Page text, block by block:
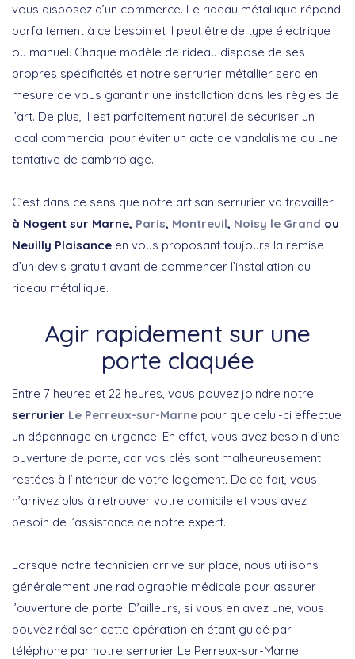
vous disposez d’un commerce. Le rideau métallique répond
parfaitement à ce besoin et il peut être de type électrique
ou manuel. Chaque modèle de rideau dispose de ses
propres spécificités et notre serrurier métallier sera en
mesure de vous garantir une installation dans les règles de
l’art. De plus, il est parfaitement naturel de sécuriser un
local commercial pour éviter un acte de vandalisme ou une
tentative de cambriolage.
C’est dans ce sens que notre artisan serrurier va travailler
à Nogent sur Marne, Paris, Montreuil, Noisy le Grand ou
Neuilly Plaisance en vous proposant toujours la remise
d’un devis gratuit avant de commencer l’installation du
rideau métallique.
Agir rapidement sur une
porte claquée
Entre 7 heures et 22 heures, vous pouvez joindre notre
serrurier Le Perreux-sur-Marne pour que celui-ci effectue
un dépannage en urgence. En effet, vous avez besoin d’une
ouverture de porte, car vos clés sont malheureusement
restées à l’intérieur de votre logement. De ce fait, vous
n’arrivez plus à retrouver votre domicile et vous avez
besoin de l’assistance de notre expert.
Lorsque notre technicien arrive sur place, nous utilisons
généralement une radiographie médicale pour assurer
l’ouverture de porte. D’ailleurs, si vous en avez une, vous
pouvez réaliser cette opération en étant guidé par
téléphone par notre serrurier Le Perreux-sur-Marne.